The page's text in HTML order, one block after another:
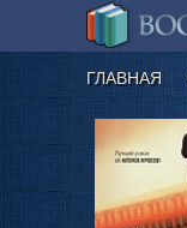
ГЛАВНАЯ